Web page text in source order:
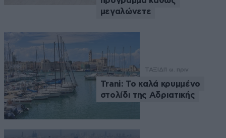
μεγαλώνετε
ΤΑΞΙΔΙ 1 ω. πριν
Trani: Το καλά κρυμμένο
στολίδι της Αδριατικής